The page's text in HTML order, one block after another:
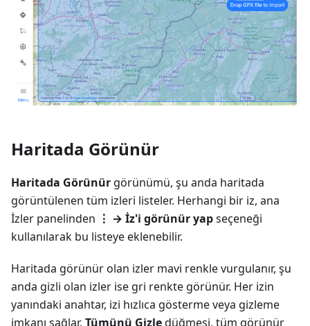
Haritada Görünür
Haritada Görünür görünümü, şu anda haritada
görüntülenen tüm izleri listeler. Herhangi bir iz, ana
İzler panelinden ⋮ → İz'i görünür yapseçeneği
kullanılarak bu listeye eklenebilir.
Haritada görünür olan izler mavi renkle vurgulanır, şu
anda gizli olan izler ise gri renkte görünür. Her izin
yanındaki anahtar, izi hızlıca gösterme veya gizleme
imkanı sağlar. Tümünü Gizledüğmesi, tüm görünür